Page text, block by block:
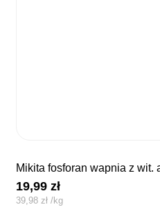
mikita fosforan wapnia z
19,99zł
39,98zł /kg